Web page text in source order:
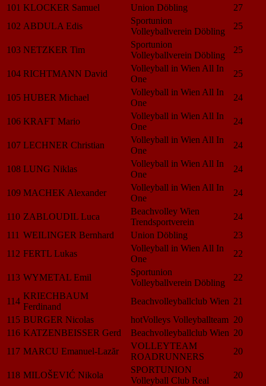
101 KLOCKER Samuel Union Döbling
27
102 ABDULA Edis
Sportunion
Volleyballverein Döbling
25
103 NETZKER Tim
Sportunion
Volleyballverein Döbling
25
104 RICHTMANN David
Volleyball in Wien All In
One
25
105 HUBER Michael
Volleyball in Wien All In
One
24
106 KRAFT Mario
Volleyball in Wien All In
One
24
107 LECHNER Christian
Volleyball in Wien All In
One
24
108 LUNG Niklas
Volleyball in Wien All In
One
24
109 MACHEK Alexander
Volleyball in Wien All In
One
24
110 ZABLOUDIL Luca
Beachvolley Wien
Trendsportverein
24
111 WEILINGER Bernhard Union Döbling
23
112 FERTL Lukas
Volleyball in Wien All In
One
22
113 WYMETAL Emil
Sportunion
Volleyballverein Döbling
22
114
KRIECHBAUM
Ferdinand
Beachvolleyballclub Wien 21
115 BURGER Nicolas hotVolleys Volleyballteam 20
116 KATZENBEISSER Gerd Beachvolleyballclub Wien 20
117 MARCU Emanuel-Lazăr
VOLLEYTEAM
ROADRUNNERS
20
118 MILOŠEVIĆ Nikola
SPORTUNION
Volleyball Club Real
20